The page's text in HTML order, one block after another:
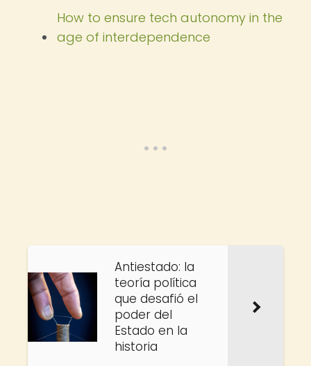
How to ensure tech autonomy in the
age of interdependence
Antiestado: la
teoría política
que desafió el
poder del
Estado en la
historia